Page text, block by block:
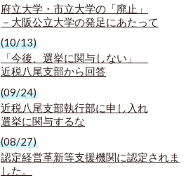
府立大学・市立大学の「廃止」
－大阪公立大学の発足にあたって
(10/13)
「今後、選挙に関与しない」
近税八尾支部から回答
(09/24)
近税八尾支部執行部に申し入れ
選挙に関与するな
(08/27)
認定経営革新等支援機関に認定されま
した。